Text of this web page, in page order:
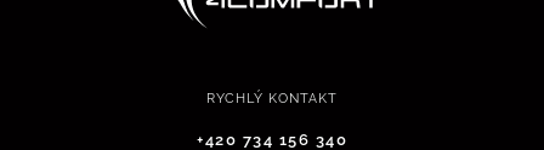
RYCHLÝ KONTAKT
+420 734 156 340